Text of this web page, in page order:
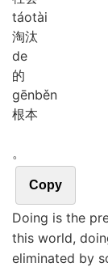
táotài
淘汰
de
的
gēnběn
根本
。
Copy
Doing is the
this world,
eliminated by